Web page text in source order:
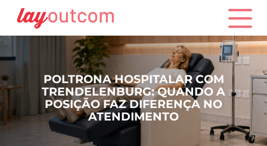
POLTRONA HOSPITALAR COM
TRENDELENBURG: QUANDO A
POSIÇÃO FAZ DIFERENÇA NO
ATENDIMENTO